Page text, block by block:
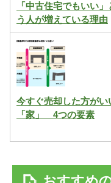
「中古住宅でもいい」
う人が増えている理由
今すぐ売却した方がい
「家」 4つの要素